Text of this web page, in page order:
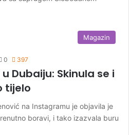
Magazin
0 397
Dubaiju: Skinula se i
tijelo
na Instagramu je objavila je
boravi, i tako izazvala buru